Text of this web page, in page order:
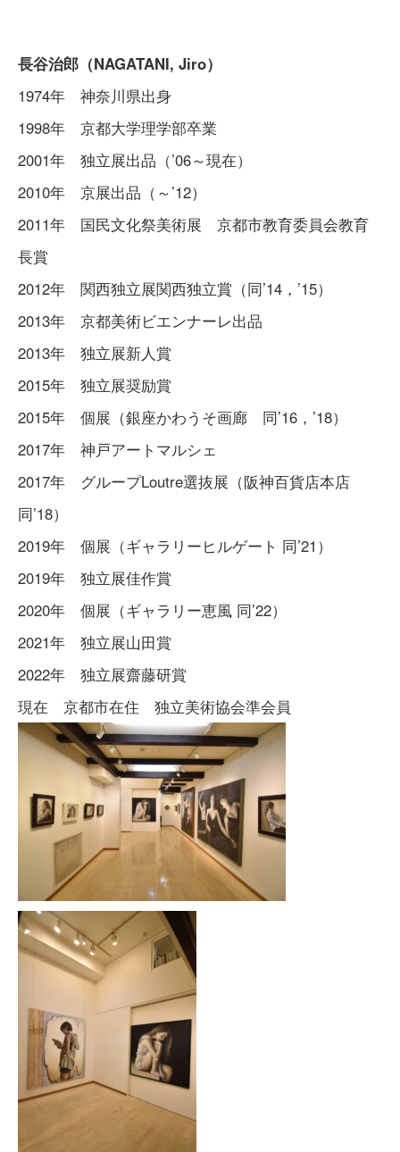
長谷治郎（NAGATANI, Jiro）
1974年 神奈川県出身
1998年 京都大学理学部卒業
2001年 独立展出品（’06～現在）
2010年 京展出品（～’12）
2011年 国民文化祭美術展 京都市教育委員会教育
長賞
2012年 関西独立展関西独立賞（同’14，’15）
2013年 京都美術ビエンナーレ出品
2013年 独立展新人賞
2015年 独立展奨励賞
2015年 個展（銀座かわうそ画廊 同’16，’18）
2017年 神戸アートマルシェ
2017年 グループLoutre選抜展（阪神百貨店本店
同’18）
2019年 個展（ギャラリーヒルゲート 同’21）
2019年 独立展佳作賞
2020年 個展（ギャラリー恵風 同’22）
2021年 独立展山田賞
2022年 独立展齋藤研賞
現在 京都市在住 独立美術協会準会員